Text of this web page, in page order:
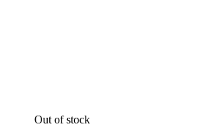
Out of stock